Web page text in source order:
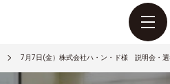
7月7日(金）株式会社ハ・ン・ド様 説明会・